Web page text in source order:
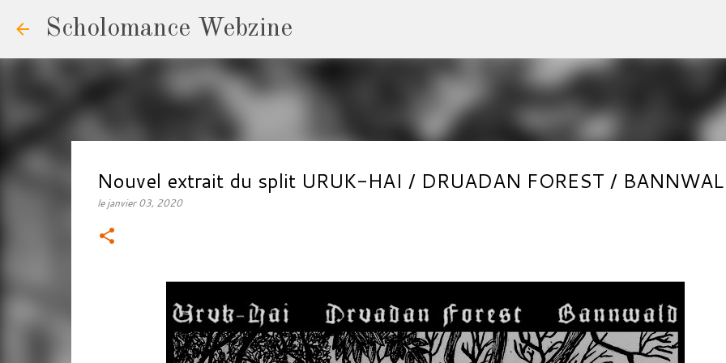
Scholomance Webzine
Nouvel extrait du split URUK-HAI / DRUADAN FOREST /
lejanvier 03, 2020